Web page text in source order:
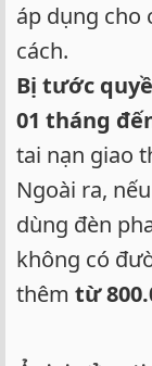
áp dụng cho
cách.
Bị tước
01 tháng
tai nạn giao
Ngoài ra,
dùng đèn
không có
thêm từ